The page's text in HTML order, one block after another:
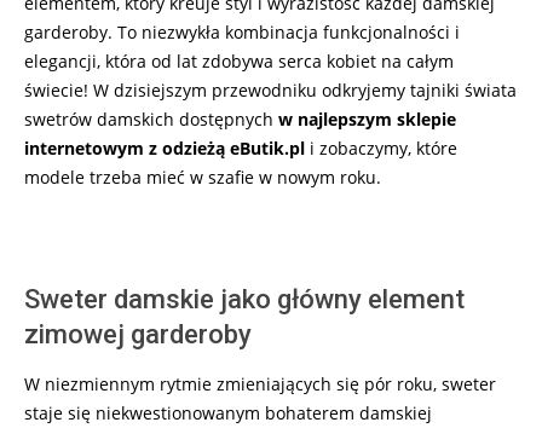
garderoby. To niezwykła kombinacja funkcjonalności i
elegancji, która od lat zdobywa serca kobiet na całym
świecie! W dzisiejszym przewodniku odkryjemy tajniki świata
swetrów damskich dostępnych w najlepszym sklepie
internetowym z odzieżą eButik.pl i zobaczymy, które
modele trzeba mieć w szafie w nowym roku.
Sweter damskie jako główny element
zimowej garderoby
W niezmiennym rytmie zmieniających się pór roku, sweter
staje się niekwestionowanym bohaterem damskiej